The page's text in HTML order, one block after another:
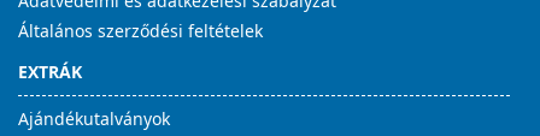
Általános szerződési feltételek
EXTRÁK
Ajándékutalványok